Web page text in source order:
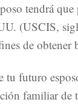
tendrá
(USCIS,
de obtener
futuro
familiar de